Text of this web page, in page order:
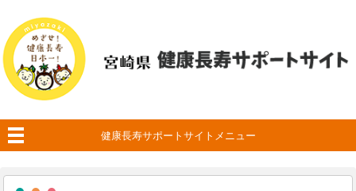
健康長寿サポートサイトメニュー